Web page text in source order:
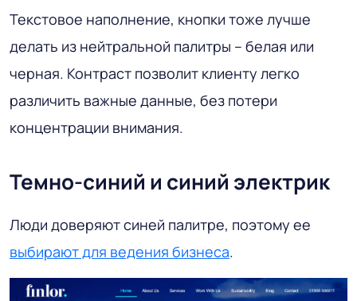
Текстовое наполнение, кнопки тоже лучше
делать из нейтральной палитры – белая или
черная. Контраст позволит клиенту легко
различить важные данные, без потери
концентрации внимания.
Темно-синий и синий электрик
Люди доверяют синей палитре, поэтому ее
выбирают для ведения бизнеса.